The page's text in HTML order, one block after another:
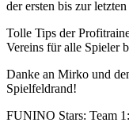
der ersten bis zur
Tolle Tips der
Vereins für alle Spieler
Danke an Mirko und
Spielfeldrand!
FUNINO Stars: Team